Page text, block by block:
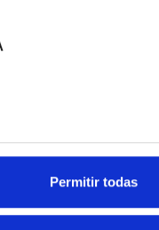
Permitir todas
BAZÁN
€